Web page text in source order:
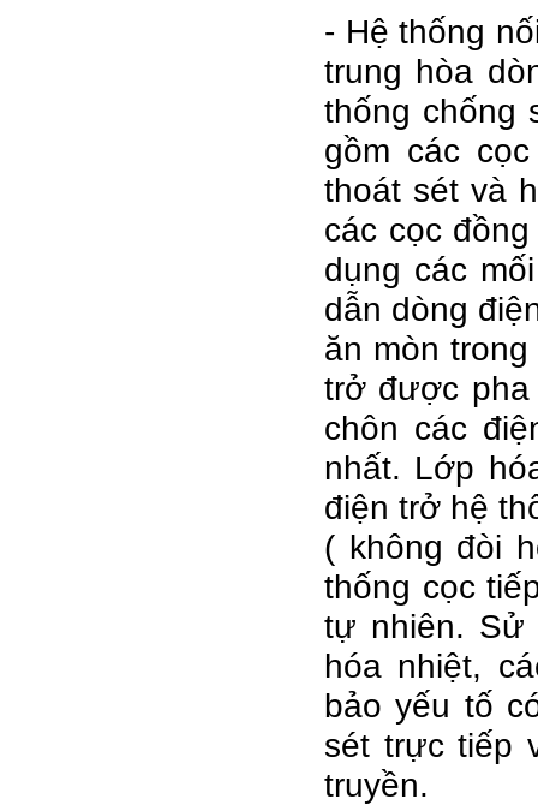
- Hệ thống
trung hòa
thống chống
gồm các
thoát sét và
các cọc
dụng các
dẫn dòng
ăn mòn
trở được pha
chôn các
nhất. Lớp
điện trở hệ
( không đòi
thống cọc
tự nhiên. Sử
hóa nhiệt,
bảo yếu tố
sét trực tiếp
truyền.